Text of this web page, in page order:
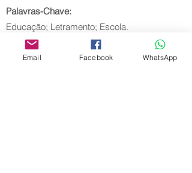
Palavras-Chave:
Educação; Letramento; Escola.
Email Facebook WhatsApp